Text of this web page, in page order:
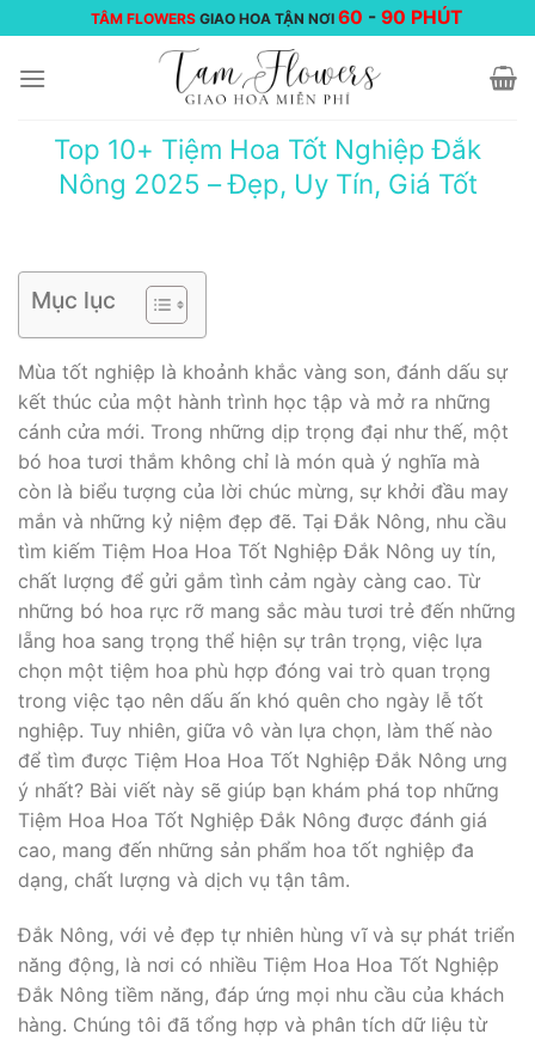
đến
nội
TÂM FLOWERS GIAO HOA TẬN NƠI 60 -90 PHÚT
Top 10+ Tiệm Hoa Tốt Nghiệp Đắk
Nông 2025 – Đẹp, Uy Tín, Giá Tốt
Mục lục
Mùa tốt nghiệp là khoảnh khắc vàng son, đánh dấu sự
kết thúc của một hành trình học tập và mở ra những
cánh cửa mới. Trong những dịp trọng đại như thế, một
bó hoa tươi thắm không chỉ là món quà ý nghĩa mà
còn là biểu tượng của lời chúc mừng, sự khởi đầu may
mắn và những kỷ niệm đẹp đẽ. Tại Đắk Nông, nhu cầu
tìm kiếm Tiệm Hoa Hoa Tốt Nghiệp Đắk Nông uy tín,
chất lượng để gửi gắm tình cảm ngày càng cao. Từ
những bó hoa rực rỡ mang sắc màu tươi trẻ đến những
lẵng hoa sang trọng thể hiện sự trân trọng, việc lựa
chọn một tiệm hoa phù hợp đóng vai trò quan trọng
trong việc tạo nên dấu ấn khó quên cho ngày lễ tốt
nghiệp. Tuy nhiên, giữa vô vàn lựa chọn, làm thế nào
để tìm được Tiệm Hoa Hoa Tốt Nghiệp Đắk Nông ưng
ý nhất? Bài viết này sẽ giúp bạn khám phá top những
Tiệm Hoa Hoa Tốt Nghiệp Đắk Nông được đánh giá
cao, mang đến những sản phẩm hoa tốt nghiệp đa
dạng, chất lượng và dịch vụ tận tâm.
Đắk Nông, với vẻ đẹp tự nhiên hùng vĩ và sự phát triển
năng động, là nơi có nhiều Tiệm Hoa Hoa Tốt Nghiệp
Đắk Nông tiềm năng, đáp ứng mọi nhu cầu của khách
hàng. Chúng tôi đã tổng hợp và phân tích dữ liệu từ